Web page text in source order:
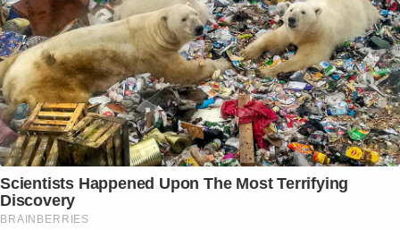
Scientists Happened Upon The Most Terrifying
Discovery
BRAINBERRIES